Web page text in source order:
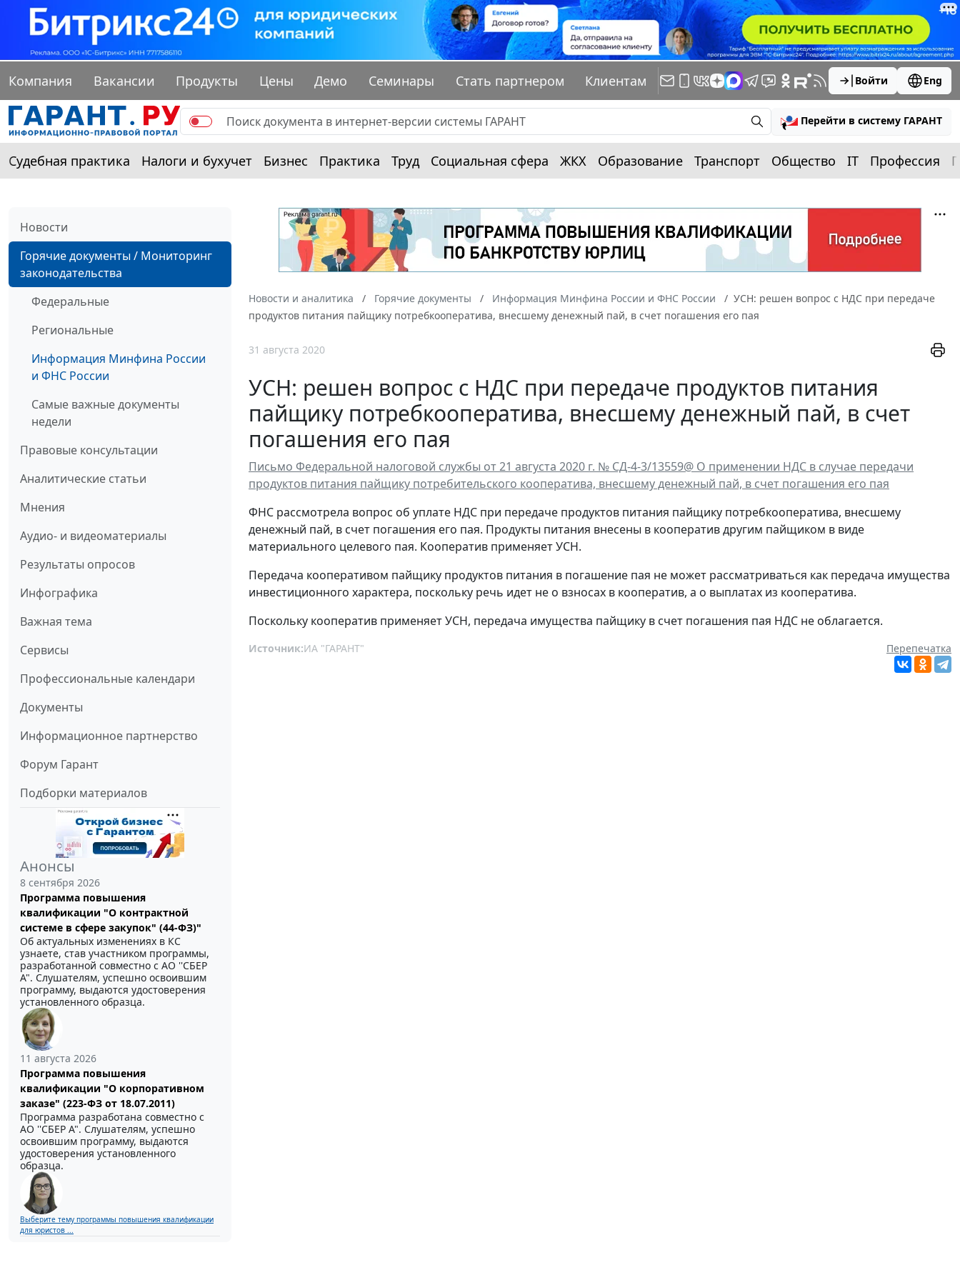
Компания Вакансии Продукты Цены Демо Семинары Стать партнером Клиентам Войти Eng
Перейти в систему ГАРАНТ
Судебная практика Налоги и бухучет Бизнес Практика Труд Социальная сфера ЖКХ Образование Транспорт Общество IT Профессия
Новости
Горячие документы / Мониторинг
законодательства
Федеральные
Региональные
Информация Минфина России
и ФНС России
Самые важные документы
недели
Правовые консультации
Аналитические статьи
Мнения
Аудио- и видеоматериалы
Результаты опросов
Инфографика
Важная тема
Сервисы
Профессиональные календари
Документы
Информационное партнерство
Форум Гарант
Подборки материалов
Анонсы
8 сентября 2026
Программа повышения
квалификации "О контрактной
системе в сфере закупок" (44-ФЗ)"
Об актуальных изменениях в КС
узнаете, став участником программы,
разработанной совместно с АО ''СБЕР
А". Слушателям, успешно освоившим
программу, выдаются удостоверения
установленного образца.
11 августа 2026
Программа повышения
квалификации "О корпоративном
заказе" (223-ФЗ от 18.07.2011)
Программа разработана совместно с
АО ''СБЕР А". Слушателям, успешно
освоившим программу, выдаются
удостоверения установленного
образца.
Выберите тему программы повышения квалификации
для юристов ...
Новости и аналитика Горячие документы Информация Минфина России и ФНС России
УСН: решен вопрос с НДС при передаче
продуктов питания пайщику потребкооператива, внесшему денежный пай, в счет погашения его пая
31 августа 2020
УСН: решен вопрос с НДС при передаче продуктов питания
пайщику потребкооператива, внесшему денежный пай, в счет
погашения его пая
Письмо Федеральной налоговой службы от 21 августа 2020 г. № СД-4-3/13559@ О применении НДС в случае передачи
продуктов питания пайщику потребительского кооператива, внесшему денежный пай, в счет погашения его пая
ФНС рассмотрела вопрос об уплате НДС при передаче продуктов питания пайщику потребкооператива, внесшему
денежный пай, в счет погашения его пая. Продукты питания внесены в кооператив другим пайщиком в виде
материального целевого пая. Кооператив применяет УСН.
Передача кооперативом пайщику продуктов питания в погашение пая не может рассматриваться как передача имущества
инвестиционного характера, поскольку речь идет не о взносах в кооператив, а о выплатах из кооператива.
Поскольку кооператив применяет УСН, передача имущества пайщику в счет погашения пая НДС не облагается.
Источник:ИА "ГАРАНТ" Перепечатка